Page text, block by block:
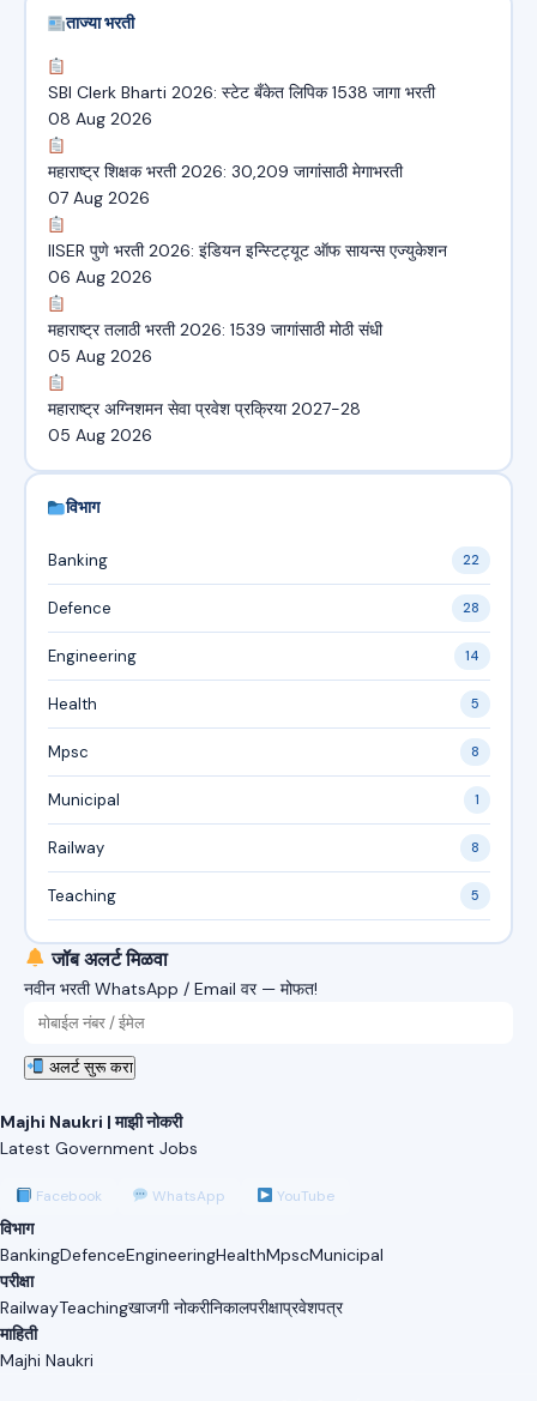
ताज्या भरती
SBI Clerk Bharti 2026: स्टेट बँकेत लिपिक 1538 जागा भरती
08 Aug 2026
महाराष्ट्र शिक्षक भरती 2026: 30,209 जागांसाठी मेगाभरती
07 Aug 2026
IISER पुणे भरती 2026: इंडियन इन्स्टिट्यूट ऑफ सायन्स एज्युकेशन
06 Aug 2026
महाराष्ट्र तलाठी भरती 2026: 1539 जागांसाठी मोठी संधी
05 Aug 2026
महाराष्ट्र अग्निशमन सेवा प्रवेश प्रक्रिया 2027-28
05 Aug 2026
विभाग
Banking 22
Defence 28
Engineering 14
Health 5
Mpsc 8
Municipal 1
Railway 8
Teaching 5
जॉब अलर्ट मिळवा
नवीन भरती WhatsApp / Email वर — मोफत!
अलर्ट सुरू करा
Majhi Naukri | माझी नोकरी
Latest Government Jobs
Facebook WhatsApp YouTube
विभाग
BankingDefenceEngineeringHealthMpscMunicipal
परीक्षा
RailwayTeachingखाजगी नोकरीनिकालपरीक्षाप्रवेशपत्र
माहिती
Majhi Naukri